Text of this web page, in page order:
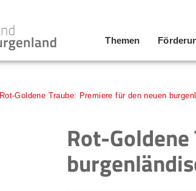
Themen
Rot-Goldene Traube: Premiere für den neuen
Rot-